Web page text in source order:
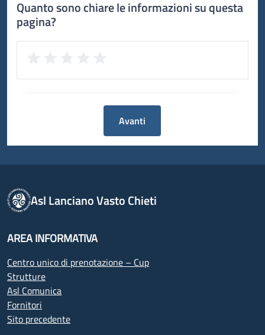
Quanto sono chiare le informazioni su questa
pagina?
Avanti
Asl Lanciano Vasto Chieti
AREA INFORMATIVA
Centro unico di prenotazione – Cup
Strutture
Asl Comunica
Fornitori
Sito precedente